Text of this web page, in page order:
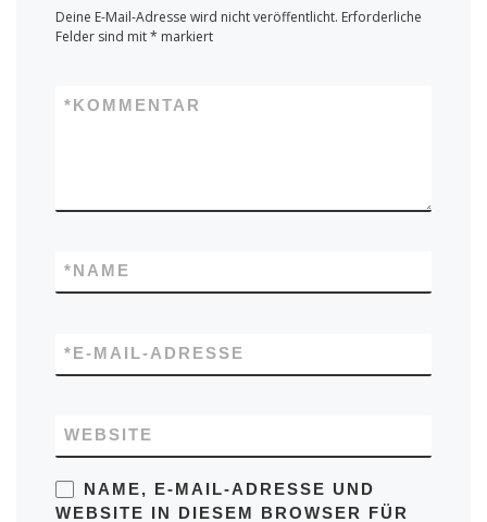
Deine E-Mail-Adresse wird nicht veröffentlicht. Erforderliche
Felder sind mit* markiert
KOMMENTAR
*
NAME
*
E-MAIL-ADRESSE
*
WEBSITE
NAME, E-MAIL-ADRESSE UND
WEBSITE IN DIESEM BROWSER FÜR